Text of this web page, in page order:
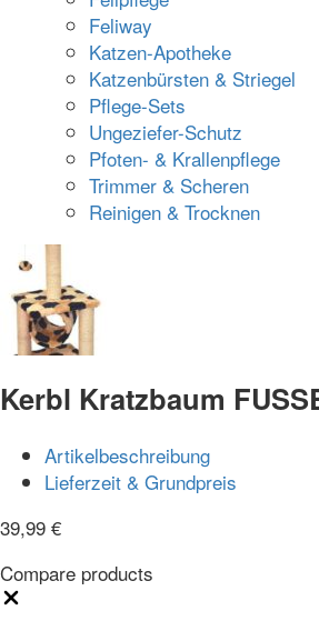
Feliway
Katzen-Apotheke
Katzenbürsten & Striegel
Pflege-Sets
Ungeziefer-Schutz
Pfoten- & Krallenpflege
Trimmer & Scheren
Reinigen & Trocknen
Kerbl Kratzbaum
Artikelbeschreibung
Lieferzeit & Grundpreis
39,99 €
Compare products